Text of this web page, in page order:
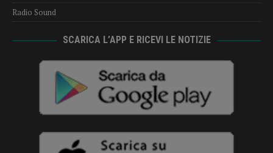
Radio Sound
SCARICA L’APP E RICEVI LE NOTIZIE